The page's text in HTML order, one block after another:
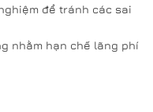
để tránh các sai
nhằm hạn chế lãng phí